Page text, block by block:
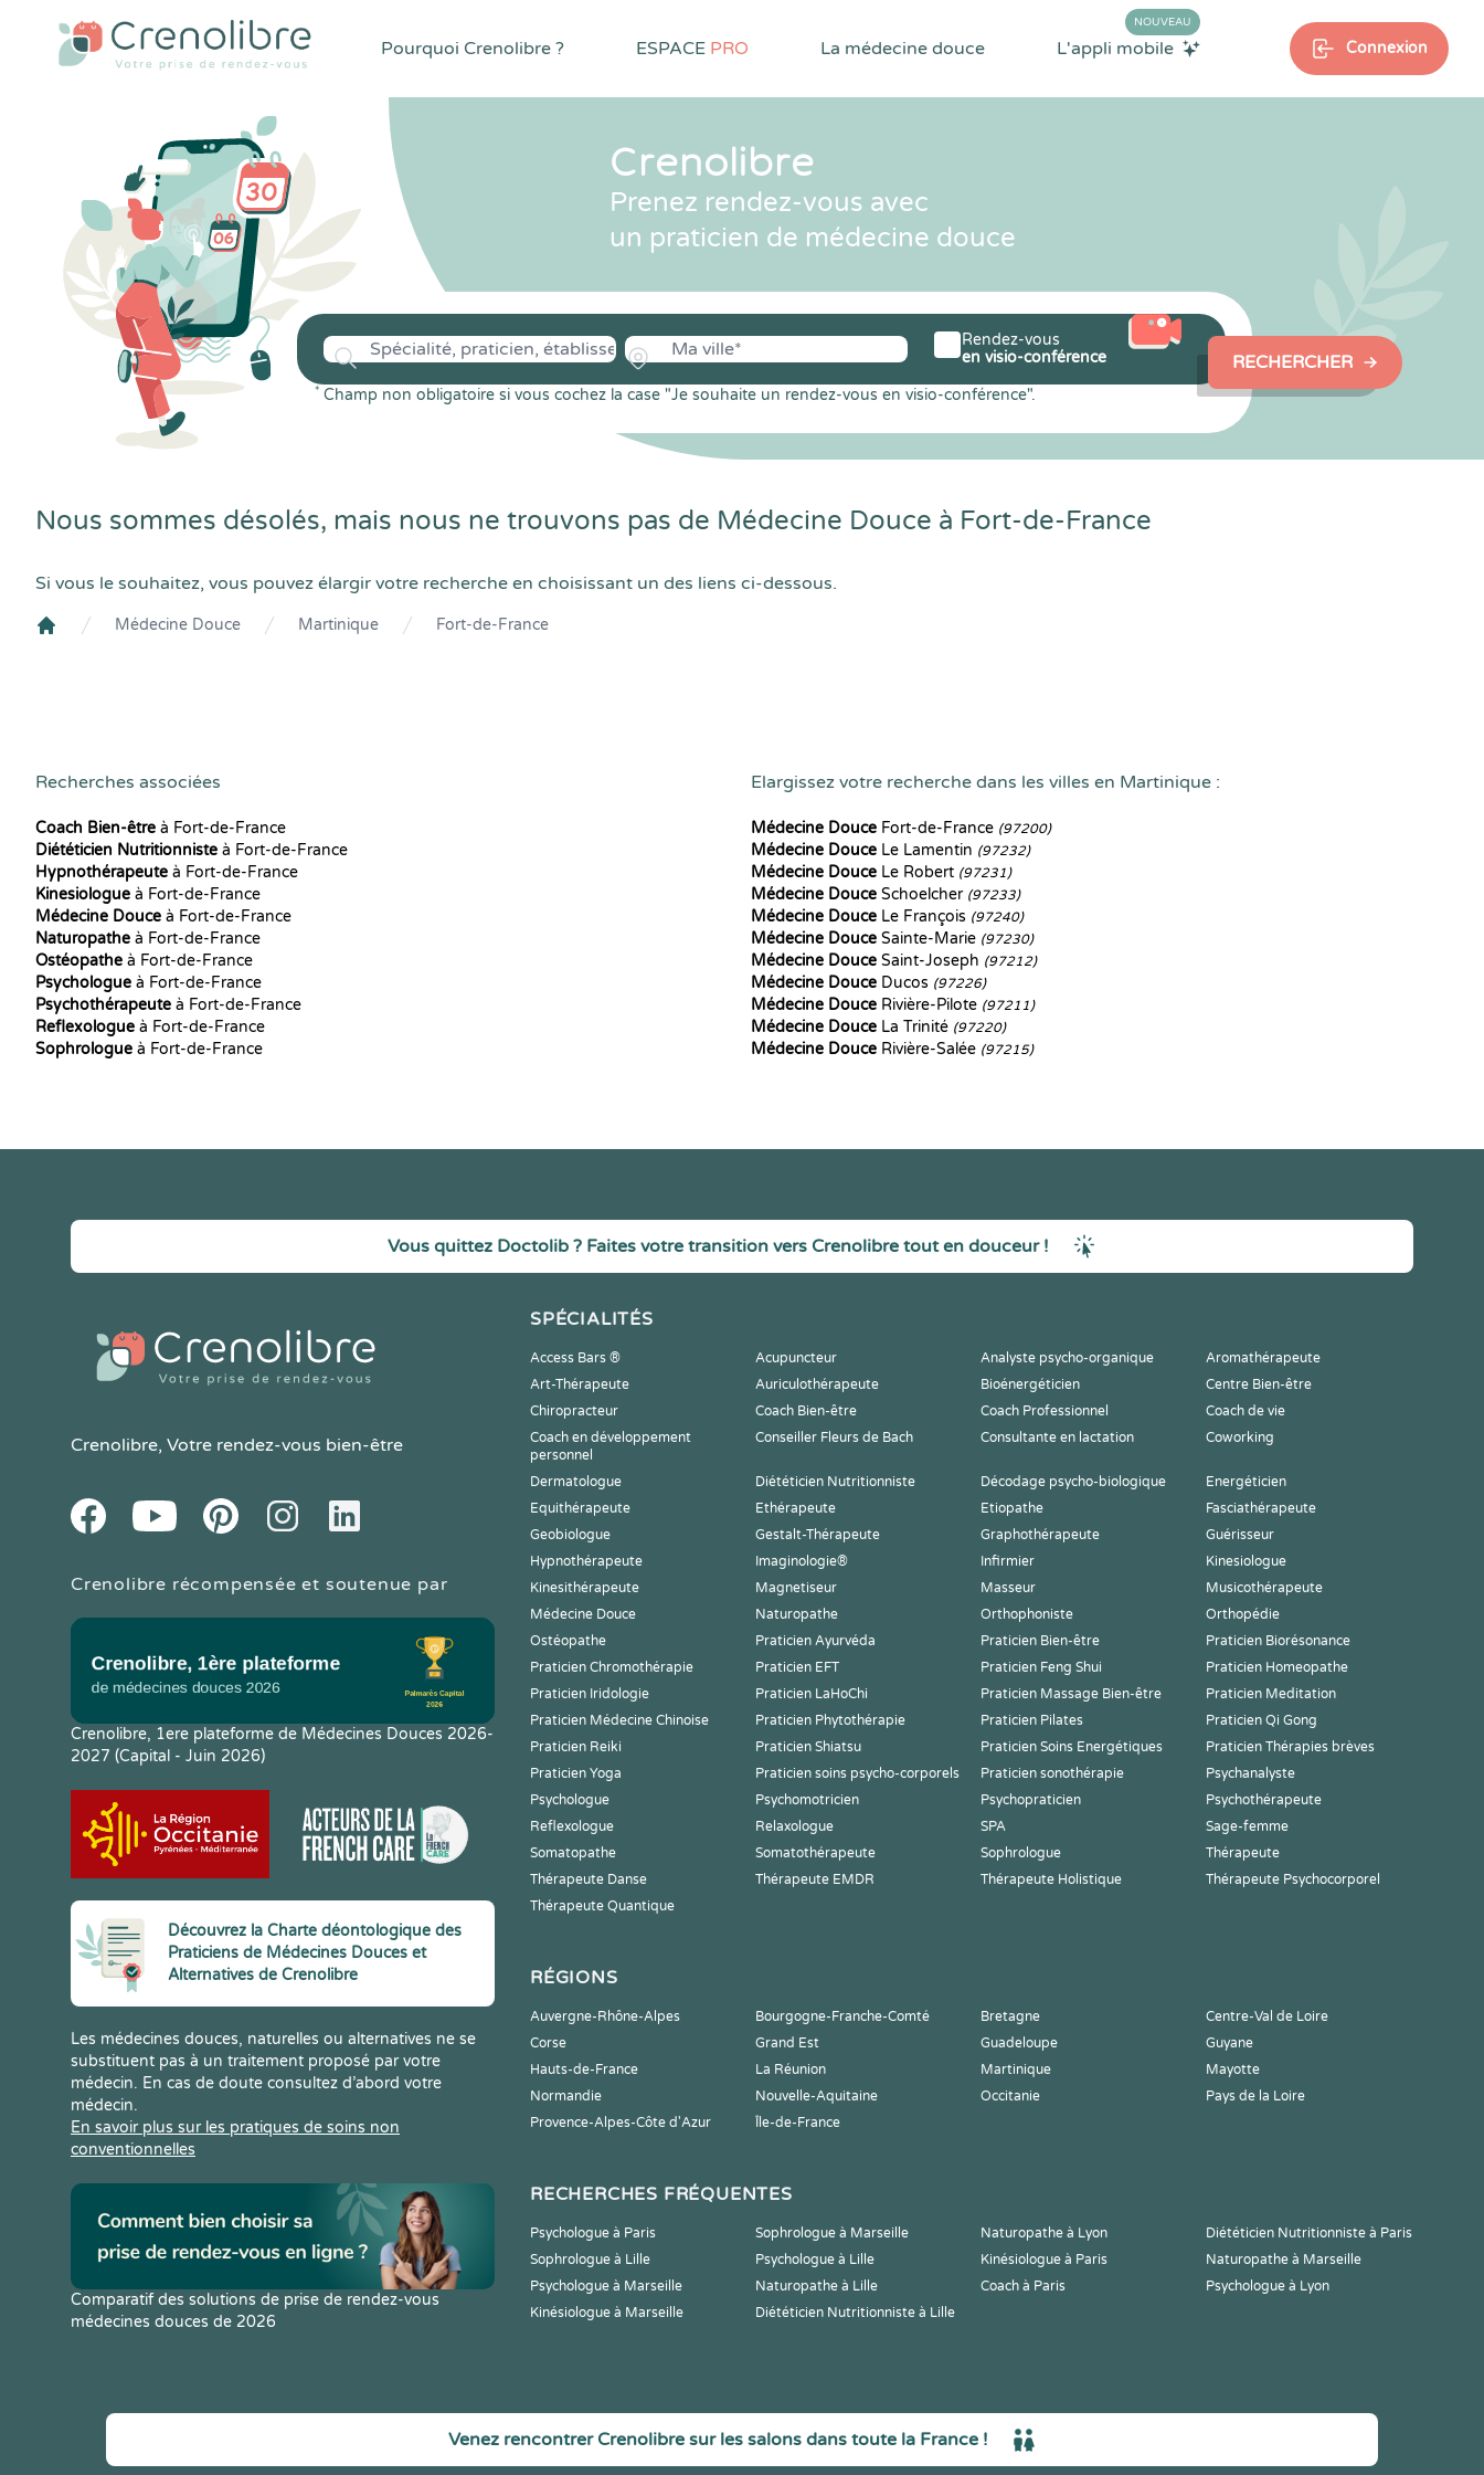
Pourquoi Crenolibre ? ESPACE PRO La médecine douce L'appli mobile
NOUVEAU
Connexion
Crenolibre
Prenez rendez-vous avec
un praticien de médecine douce
* Champ non obligatoire si vous cochez la case "Je souhaite un rendez-vous en visio-conférence".
Rendez-vous
en visio-conférence
RECHERCHER
Nous sommes désolés, mais nous ne trouvons pas de Médecine Douce à Fort-de-France
Si vous le souhaitez, vous pouvez élargir votre recherche en choisissant un des liens ci-dessous.
Médecine Douce Martinique Fort-de-France
Recherches associées
Coach Bien-être à Fort-de-France
Diététicien Nutritionniste à Fort-de-France
Hypnothérapeute à Fort-de-France
Kinesiologue à Fort-de-France
Médecine Douce à Fort-de-France
Naturopathe à Fort-de-France
Ostéopathe à Fort-de-France
Psychologue à Fort-de-France
Psychothérapeute à Fort-de-France
Reflexologue à Fort-de-France
Sophrologue à Fort-de-France
Elargissez votre recherche dans les villes en Martinique :
Médecine Douce Fort-de-France (97200)
Médecine Douce Le Lamentin (97232)
Médecine Douce Le Robert (97231)
Médecine Douce Schoelcher (97233)
Médecine Douce Le François (97240)
Médecine Douce Sainte-Marie (97230)
Médecine Douce Saint-Joseph (97212)
Médecine Douce Ducos (97226)
Médecine Douce Rivière-Pilote (97211)
Médecine Douce La Trinité (97220)
Médecine Douce Rivière-Salée (97215)
Vous quittez Doctolib ? Faites votre transition vers Crenolibre tout en douceur !
Crenolibre, Votre rendez-vous bien-être
FacebookYoutube PinteresetInstagramLinkedIn
Crenolibre récompensée et soutenue par
Crenolibre, 1ere plateforme de Médecines Douces 2026-
2027 (Capital - Juin 2026)
Découvrez la Charte déontologique des
Praticiens de Médecines Douces et
Alternatives de Crenolibre
Les médecines douces, naturelles ou alternatives ne se
substituent pas à un traitement proposé par votre
médecin. En cas de doute consultez d’abord votre
médecin.
En savoir plus sur les pratiques de soins non
conventionnelles
Comparatif des solutions de prise de rendez-vous
médecines douces de 2026
SPÉCIALITÉS
Access Bars ® Acupuncteur Analyste psycho-organique
Aromathérapeute
Art-Thérapeute
Auriculothérapeute Bioénergéticien
Centre Bien-être
Chiropracteur
Coach Bien-être Coach Professionnel
Coach de vie
Coach en développement
personnel
Conseiller Fleurs de Bach Consultante en lactation Coworking
Dermatologue Diététicien Nutritionniste Décodage psycho-biologique
Energéticien
Equithérapeute
Ethérapeute Etiopathe
Fasciathérapeute
Geobiologue
Gestalt-Thérapeute Graphothérapeute
Guérisseur
Hypnothérapeute
Imaginologie® Infirmier
Kinesiologue
Kinesithérapeute
Magnetiseur Masseur
Musicothérapeute
Médecine Douce
Naturopathe Orthophoniste
Orthopédie
Ostéopathe
Praticien Ayurvéda Praticien Bien-être
Praticien Biorésonance
Praticien Chromothérapie
Praticien EFT Praticien Feng Shui
Praticien Homeopathe
Praticien Iridologie
Praticien LaHoChi Praticien Massage Bien-être
Praticien Meditation
Praticien Médecine Chinoise
Praticien Phytothérapie Praticien Pilates
Praticien Qi Gong
Praticien Reiki
Praticien Shiatsu Praticien Soins Energétiques
Praticien Thérapies brèves
Praticien Yoga
Praticien soins psycho-corporels Praticien sonothérapie
Psychanalyste
Psychologue
Psychomotricien Psychopraticien
Psychothérapeute
Reflexologue
Relaxologue SPA
Sage-femme
Somatopathe
Somatothérapeute Sophrologue
Thérapeute
Thérapeute Danse
Thérapeute EMDR Thérapeute Holistique
Thérapeute Psychocorporel
Thérapeute Quantique
RÉGIONS
Auvergne-Rhône-Alpes Bourgogne-Franche-Comté Bretagne
Centre-Val de Loire
Corse
Grand Est Guadeloupe
Guyane
Hauts-de-France
La Réunion Martinique
Mayotte
Normandie
Nouvelle-Aquitaine Occitanie
Pays de la Loire
Provence-Alpes-Côte d'Azur
Île-de-France
RECHERCHES FRÉQUENTES
Psychologue à Paris Sophrologue à Marseille Naturopathe à Lyon
Diététicien Nutritionniste à Paris
Sophrologue à Lille
Psychologue à Lille Kinésiologue à Paris
Naturopathe à Marseille
Psychologue à Marseille
Naturopathe à Lille Coach à Paris
Psychologue à Lyon
Kinésiologue à Marseille
Diététicien Nutritionniste à Lille
Venez rencontrer Crenolibre sur les salons dans toute la France !